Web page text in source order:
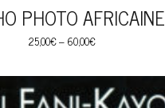
PHOTO AFRICAINE
25,00€–60,00€